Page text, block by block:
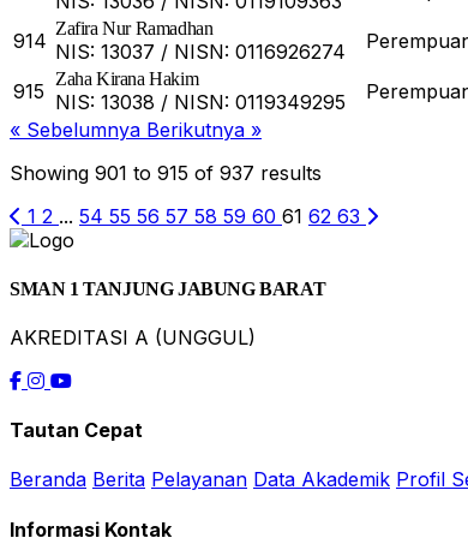
914
Zafira Nur Ramadhan
NIS: 13037 / NISN: 0116926274
915
Zaha Kirana Hakim
NIS: 13038 / NISN: 0119349295
« Sebelumnya Berikutnya »
Showing 901 to 915 of 937 results
1 2 ... 54 55 56 57 58 59 60 61 62 63
SMAN 1 TANJUNG JABUNG BARAT
AKREDITASI A (UNGGUL)
Tautan Cepat
Beranda Berita Pelayanan Data Akademik Profil
Informasi Kontak